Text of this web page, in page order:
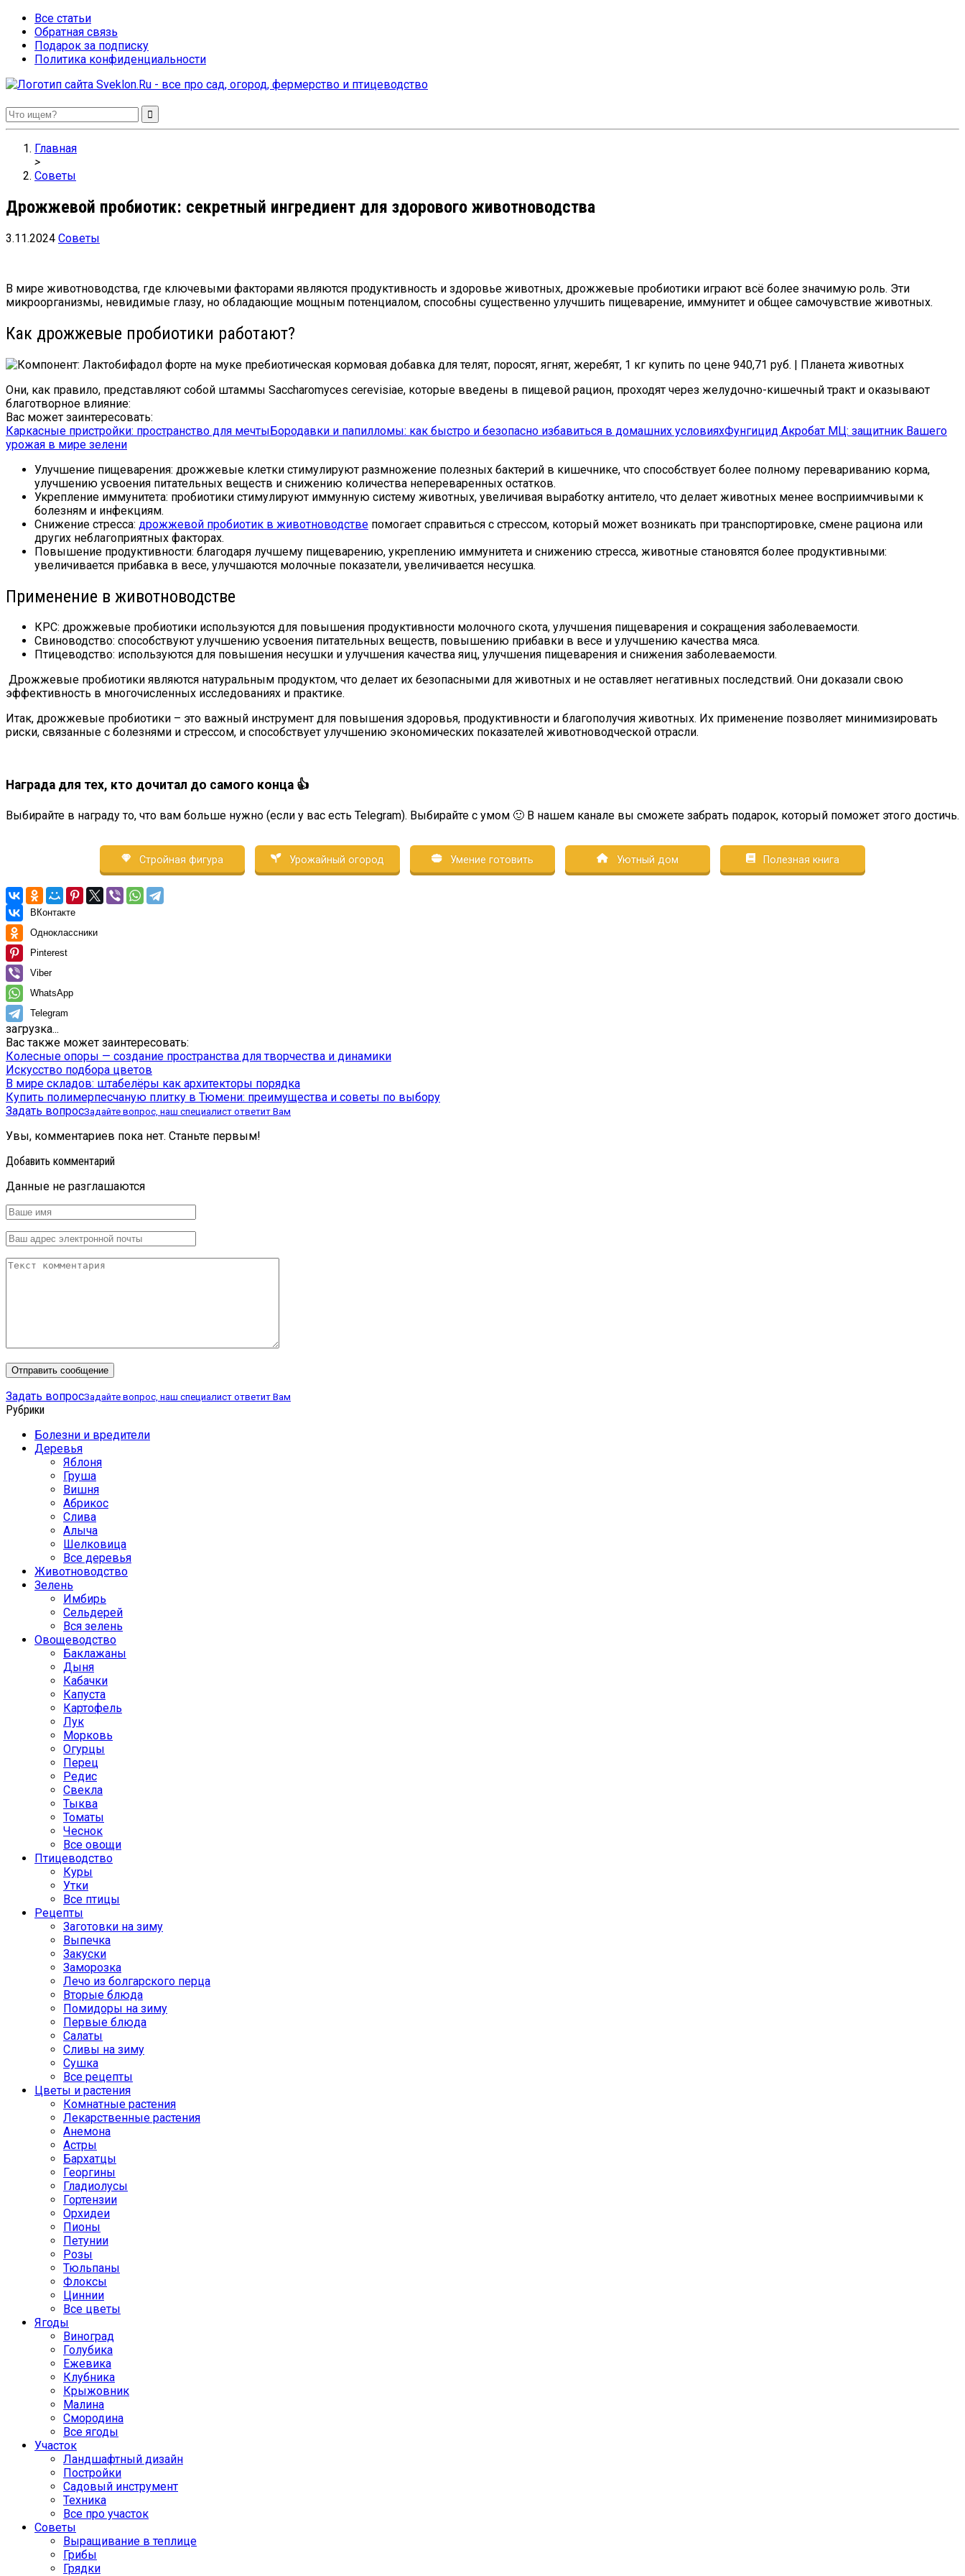
Все статьи
Обратная связь
Подарок за подписку
Политика конфиденциальности
Sveklon.Ru – все про сад, огород, фермерство и птицеводство
Главная
>
Советы
Дрожжевой пробиотик: секретный ингредиент для здорового животноводства
3.11.2024 Советы
В мире животноводства, где ключевыми факторами являются продуктивность и здоровье животных, дрожжевые пробиотики играют всё более значимую роль. Эти
микроорганизмы, невидимые глазу, но обладающие мощным потенциалом, способны существенно улучшить пищеварение, иммунитет и общее самочувствие животных.
Как дрожжевые пробиотики работают?
Они, как правило, представляют собой штаммы Saccharomyces cerevisiae, которые введены в пищевой рацион, проходят через желудочно-кишечный тракт и оказывают
благотворное влияние:
Вас может заинтересовать:
Каркасные пристройки: пространство для мечтыБородавки и папилломы: как быстро и безопасно избавиться в домашних условияхФунгицид Акробат МЦ: защитник Вашего
урожая в мире зелени
Улучшение пищеварения: дрожжевые клетки стимулируют размножение полезных бактерий в кишечнике, что способствует более полному перевариванию корма,
улучшению усвоения питательных веществ и снижению количества непереваренных остатков.
Укрепление иммунитета: пробиотики стимулируют иммунную систему животных, увеличивая выработку антитело, что делает животных менее восприимчивыми к
болезням и инфекциям.
Снижение стресса: дрожжевой пробиотик в животноводстве помогает справиться с стрессом, который может возникать при транспортировке, смене рациона или
других неблагоприятных факторах.
Повышение продуктивности: благодаря лучшему пищеварению, укреплению иммунитета и снижению стресса, животные становятся более продуктивными:
увеличивается прибавка в весе, улучшаются молочные показатели, увеличивается несушка.
Применение в животноводстве
КРС: дрожжевые пробиотики используются для повышения продуктивности молочного скота, улучшения пищеварения и сокращения заболеваемости.
Свиноводство: способствуют улучшению усвоения питательных веществ, повышению прибавки в весе и улучшению качества мяса.
Птицеводство: используются для повышения несушки и улучшения качества яиц, улучшения пищеварения и снижения заболеваемости.
Дрожжевые пробиотики являются натуральным продуктом, что делает их безопасными для животных и не оставляет негативных последствий. Они доказали свою
эффективность в многочисленных исследованиях и практике.
Итак, дрожжевые пробиотики – это важный инструмент для повышения здоровья, продуктивности и благополучия животных. Их применение позволяет минимизировать
риски, связанные с болезнями и стрессом, и способствует улучшению экономических показателей животноводческой отрасли.
Награда для тех, кто дочитал до самого конца 👍
Выбирайте в награду то, что вам больше нужно (если у вас есть Telegram). Выбирайте с умом 🙂 В нашем канале вы сможете забрать подарок, который поможет этого достичь.
Стройная фигура Урожайный огород Умение готовить Уютный дом Полезная книга
ВКонтакте
Одноклассники
Pinterest
Viber
WhatsApp
Telegram
загрузка...
Вас также может заинтересовать:
Колесные опоры — создание пространства для творчества и динамики
Искусство подбора цветов
В мире складов: штабелёры как архитекторы порядка
Купить полимерпесчаную плитку в Тюмени: преимущества и советы по выбору
Задать вопросЗадайте вопрос, наш специалист ответит Вам
Увы, комментариев пока нет. Станьте первым!
Добавить комментарий
Данные не разглашаются
Задать вопросЗадайте вопрос, наш специалист ответит Вам
Рубрики
Болезни и вредители
Деревья
Яблоня
Груша
Вишня
Абрикос
Слива
Алыча
Шелковица
Все деревья
Животноводство
Зелень
Имбирь
Сельдерей
Вся зелень
Овощеводство
Баклажаны
Дыня
Кабачки
Капуста
Картофель
Лук
Морковь
Огурцы
Перец
Редис
Свекла
Тыква
Томаты
Чеснок
Все овощи
Птицеводство
Куры
Утки
Все птицы
Рецепты
Заготовки на зиму
Выпечка
Закуски
Заморозка
Лечо из болгарского перца
Вторые блюда
Помидоры на зиму
Первые блюда
Салаты
Сливы на зиму
Сушка
Все рецепты
Цветы и растения
Комнатные растения
Лекарственные растения
Анемона
Астры
Бархатцы
Георгины
Гладиолусы
Гортензии
Орхидеи
Пионы
Петунии
Розы
Тюльпаны
Флоксы
Циннии
Все цветы
Ягоды
Виноград
Голубика
Ежевика
Клубника
Крыжовник
Малина
Смородина
Все ягоды
Участок
Ландшафтный дизайн
Постройки
Садовый инструмент
Техника
Все про участок
Советы
Выращивание в теплице
Грибы
Грядки